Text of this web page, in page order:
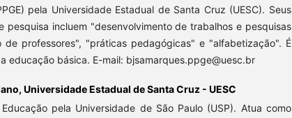
pela Universidade Estadual de Santa Cruz (UESC). Seus
pesquisa incluem "desenvolvimento de trabalhos e pesquisas
de professores", "práticas pedagógicas" e "alfabetização". É
educação básica. E-mail: bjsamarques.ppge@uesc.br
Universidade Estadual de Santa Cruz - UESC
pela Universidade de São Paulo (USP). Atua como